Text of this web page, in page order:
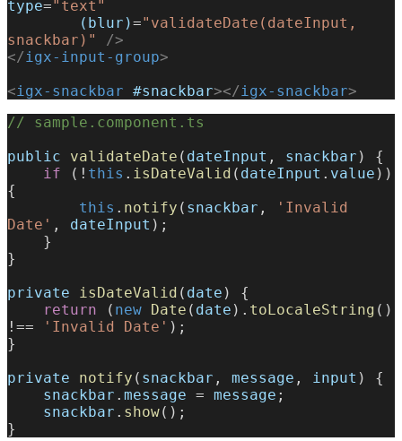
type="text"
        (blur)
="validateDate(dateInput,
snackbar)"
/>
</ igx-input-group>
<igx-snackbar #snackbar></ igx-snackbar>
// sample.component.ts
public validateDate ( dateInput , snackbar ) {
    if
(! this . isDateValid ( dateInput . value ))
{
        this
. notify ( snackbar ,
'Invalid
Date' , dateInput );
    }
}
private isDateValid ( date ) {
    return
( new Date ( date ). toLocaleString ()
!==
'Invalid Date' );
}
private notify ( snackbar , message , input ) {
    snackbar
. message = message ;
    snackbar
. show();
}